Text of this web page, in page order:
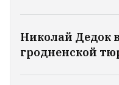
Николай Дедок
гродненской